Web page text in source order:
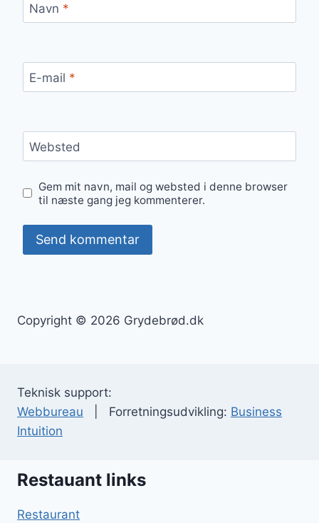
Navn *
E-mail *
Websted
Gem mit navn, mail og websted i denne browser
til næste gang jeg kommenterer.
Copyright © 2026 Grydebrød.dk
Teknisk support:
Webbureau | Forretningsudvikling: Business
Intuition
Restauant links
Restaurant